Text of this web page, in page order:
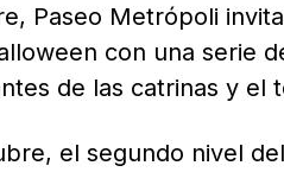
Paseo Metrópoli
con una serie
de las catrinas y el
el segundo nivel